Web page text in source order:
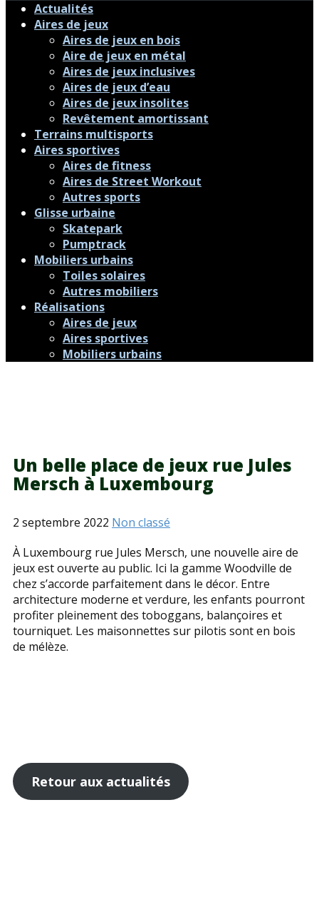
Actualités
Aires de jeux
Aires de jeux en bois
Aire de jeux en métal
Aires de jeux inclusives
Aires de jeux d’eau
Aires de jeux insolites
Revêtement amortissant
Terrains multisports
Aires sportives
Aires de fitness
Aires de Street Workout
Autres sports
Glisse urbaine
Skatepark
Pumptrack
Mobiliers urbains
Toiles solaires
Autres mobiliers
Réalisations
Aires de jeux
Aires sportives
Mobiliers urbains
Un belle place de jeux rue Jules
Mersch à Luxembourg
2 septembre 2022 Non classé
À Luxembourg rue Jules Mersch, une nouvelle aire de
jeux est ouverte au public. Ici la gamme Woodville de
chez s’accorde parfaitement dans le décor. Entre
architecture moderne et verdure, les enfants pourront
profiter pleinement des toboggans, balançoires et
tourniquet. Les maisonnettes sur pilotis sont en bois
de mélèze.
Retour aux actualités